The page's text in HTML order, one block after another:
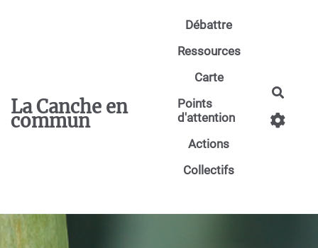
La Canche en
commun
Débattre
Ressources
Carte
Points
d'attention
Actions
Collectifs